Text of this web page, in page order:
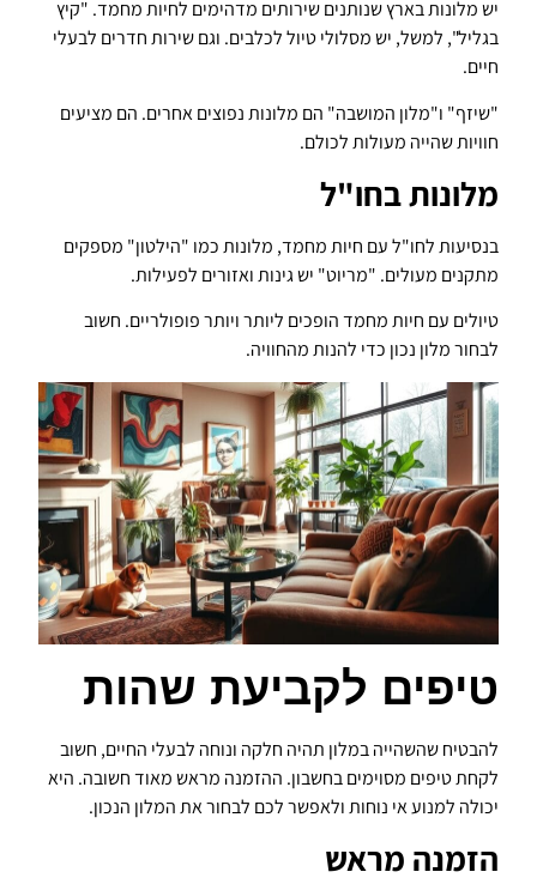
יש מלונות בארץ שנותנים שירותים מדהימים לחיות מחמד. "קיץ
בגליל", למשל, יש מסלולי טיול לכלבים. וגם שירות חדרים לבעלי
חיים.
"שיזף" ו"מלון המושבה" הם מלונות נפוצים אחרים. הם מציעים
חוויות שהייה מעולות לכולם.
מלונות בחו"ל
בנסיעות לחו"ל עם חיות מחמד, מלונות כמו "הילטון" מספקים
מתקנים מעולים. "מריוט" יש גינות ואזורים לפעילות.
טיולים עם חיות מחמד הופכים ליותר ויותר פופולריים. חשוב
לבחור מלון נכון כדי להנות מהחוויה.
טיפים לקביעת שהות
להבטיח שהשהייה במלון תהיה חלקה ונוחה לבעלי החיים, חשוב
לקחת טיפים מסוימים בחשבון. ההזמנה מראש מאוד חשובה. היא
יכולה למנוע אי נוחות ולאפשר לכם לבחור את המלון הנכון.
הזמנה מראש